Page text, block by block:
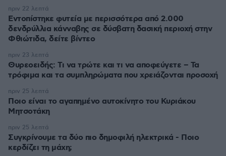
Εντοπίστηκε φυτεία με περισσότερα από 2.000
δενδρύλλια κάνναβης σε δύσβατη δασική περιοχή στην
Φθιώτιδα, δείτε βίντεο
πριν 22 λεπτά
Θυρεοειδής: Τι να τρώτε και τι να αποφεύγετε – Τα
τρόφιμα και τα συμπληρώματα που χρειάζονται προσοχή
πριν 23 λεπτά
Ποιο είναι το αγαπημένο αυτοκίνητο του Κυριάκου
Μητσοτάκη
πριν 25 λεπτά
Συγκρίνουμε τα δύο πιο δημοφιλή ηλεκτρικά - Ποιο
κερδίζει τη μάχη;
πριν 25 λεπτά